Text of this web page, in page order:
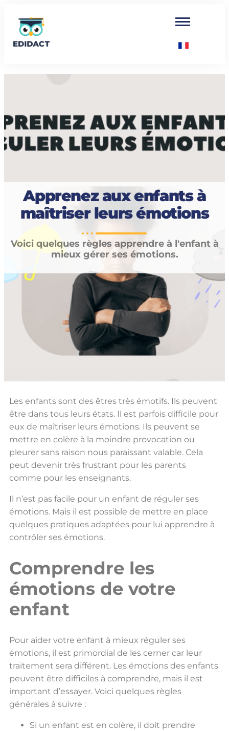
Apprenez aux enfants à
maîtriser leurs émotions
Voici quelques règles apprendre à l'enfant à
mieux gérer ses émotions.
Les enfants sont des êtres très émotifs. Ils peuvent
être dans tous leurs états. Il est parfois difficile pour
eux de maîtriser leurs émotions. Ils peuvent se
mettre en colère à la moindre provocation ou
pleurer sans raison nous paraissant valable. Cela
peut devenir très frustrant pour les parents
comme pour les enseignants.
Il n’est pas facile pour un enfant de réguler ses
émotions. Mais il est possible de mettre en place
quelques pratiques adaptées pour lui apprendre à
contrôler ses émotions.
Comprendre les
émotions de votre
enfant
Pour aider votre enfant à mieux réguler ses
émotions, il est primordial de les cerner car leur
traitement sera différent. Les émotions des enfants
peuvent être difficiles à comprendre, mais il est
important d’essayer. Voici quelques règles
générales à suivre :
Si un enfant est en colère, il doit prendre